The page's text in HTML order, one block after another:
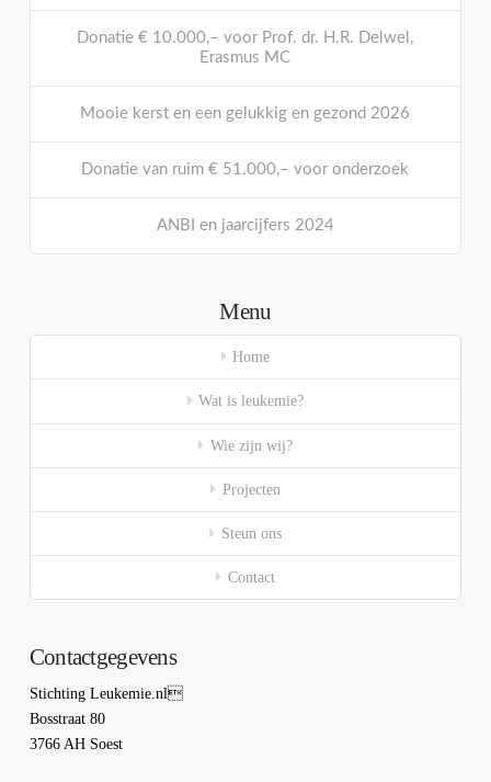
Donatie € 10.000,– voor Prof. dr. H.R. Delwel,
Erasmus MC
Mooie kerst en een gelukkig en gezond 2026
Donatie van ruim € 51.000,– voor onderzoek
ANBI en jaarcijfers 2024
Menu
Home
Wat is leukemie?
Wie zijn wij?
Projecten
Steun ons
Contact
Contactgegevens
Stichting Leukemie.nl
Bosstraat 80
3766 AH Soest